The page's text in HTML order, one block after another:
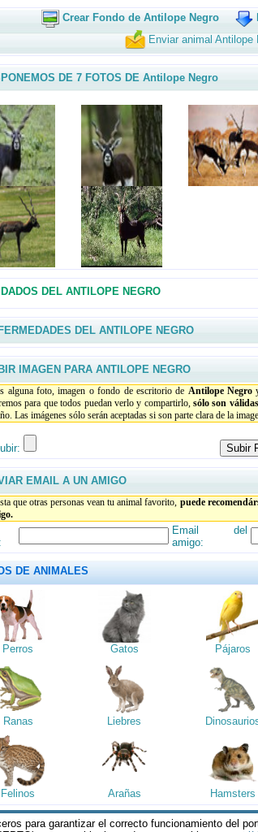
para garantizar el correcto funcionamiento del
Crear Fondo de Antilope Negro
Enviar animal Antilope
DE 7 FOTOS DE Antilope Negro
DEL ANTILOPE NEGRO
DEL ANTILOPE NEGRO
IMAGEN PARA ANTILOPE NEGRO
alguna foto, imagen o fondo de escritorio de Antilope Negro
para que todos puedan verlo y compartirlo,sólo son
Las imágenes sólo serán aceptadas si son parte clara de la
EMAIL A UN AMIGO
que otras personas vean tu animal favorito, puede
Email del
amigo:
DE ANIMALES
Perros Gatos Pájaros
Ranas Liebres
Felinos Arañas Hamsters
|| Todos los derechos reservados || Al